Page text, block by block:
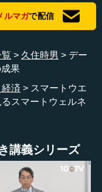
ティゾーンとは集
を考えています。
えて駅周辺も中心市
約して、それぞれ
ごうとしています。
たのです。
みました。このよ
のコンパクトシテ
ルマガで配信
久住時男
デー
果
済
スマートウエ
スマートウェルネ
講義シリーズ